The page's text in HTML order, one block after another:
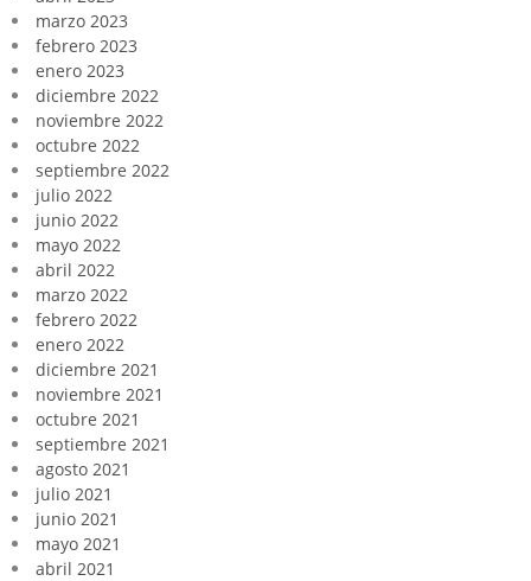
marzo 2023
febrero 2023
enero 2023
diciembre 2022
noviembre 2022
octubre 2022
septiembre 2022
julio 2022
junio 2022
mayo 2022
abril 2022
marzo 2022
febrero 2022
enero 2022
diciembre 2021
noviembre 2021
octubre 2021
septiembre 2021
agosto 2021
julio 2021
junio 2021
mayo 2021
abril 2021